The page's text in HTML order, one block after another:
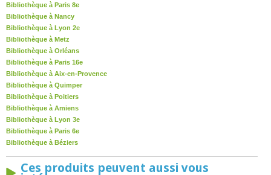
Bibliothèque à Paris 8e
Bibliothèque à Nancy
Bibliothèque à Lyon 2e
Bibliothèque à Metz
Bibliothèque à Orléans
Bibliothèque à Paris 16e
Bibliothèque à Aix-en-Provence
Bibliothèque à Quimper
Bibliothèque à Poitiers
Bibliothèque à Amiens
Bibliothèque à Lyon 3e
Bibliothèque à Paris 6e
Bibliothèque à Béziers
Ces produits peuvent aussi vous